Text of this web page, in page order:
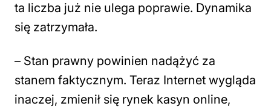
ta liczba już nie ulega poprawie. Dynamika
się zatrzymała.
– Stan prawny powinien nadążyć za
stanem faktycznym. Teraz Internet wygląda
inaczej, zmienił się rynek kasyn online,